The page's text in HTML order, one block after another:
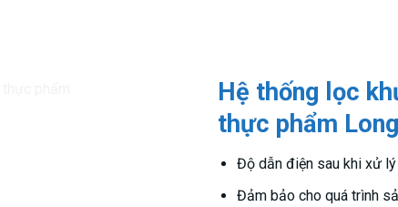
Hệ thống lọc
thực phẩm
Độ dẫn điện sau khi xử
Đảm bảo cho quá trình